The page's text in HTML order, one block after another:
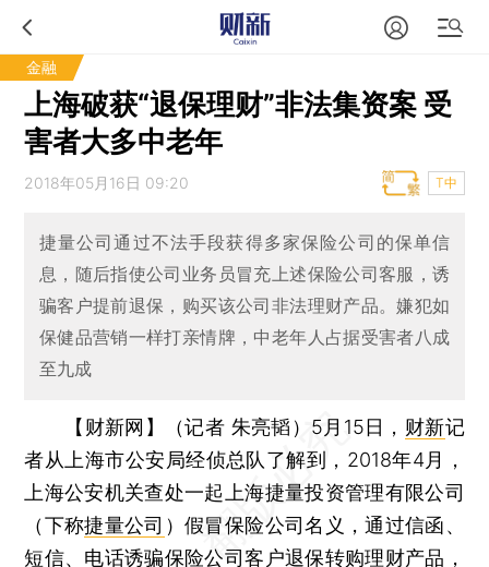
金融
上海破获“退保理财”非法集资案 受
害者大多中老年
2018年05月16日 09:20 T中
捷量公司通过不法手段获得多家保险公司的保单信
息，随后指使公司业务员冒充上述保险公司客服，诱
骗客户提前退保，购买该公司非法理财产品。嫌犯如
保健品营销一样打亲情牌，中老年人占据受害者八成
至九成
【财新网】（记者 朱亮韬） 5月15日， 财新记
者从上海市公安局经侦总队了解到，2018年4月，
上海公安机关查处一起上海捷量投资管理有限公司
（下称捷量公司 ）假冒保险公司名义，通过信函、
短信、电话诱骗保险公司客户退保转购理财产品 ，